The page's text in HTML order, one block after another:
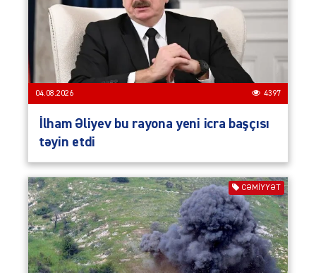
04.08.2026 4397
İlham Əliyev bu rayona yeni icra başçısı
təyin etdi
CƏMIYYƏT